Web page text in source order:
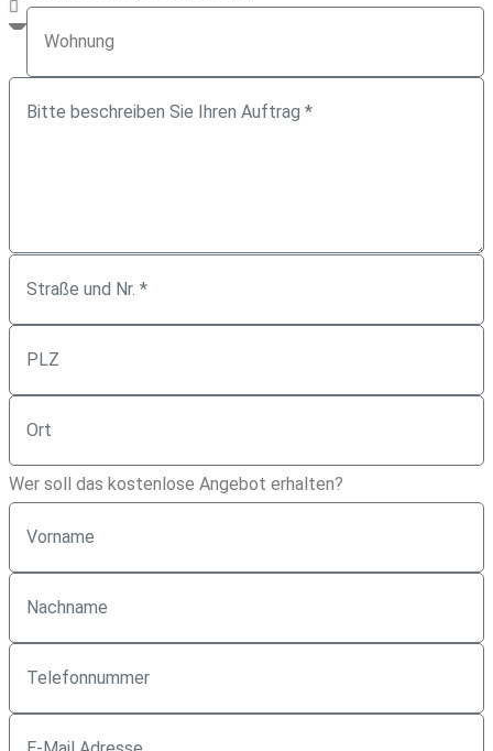
Wer soll das kostenlose Angebot erhalten?